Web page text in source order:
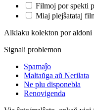
Filmoj por spekti
Miaj plejŝatataj
Alklaku kolekton por
Signali problemon
Spamaĵo
Maltaŭga aŭ Nerilata
Ne plu disponebla
Renovigenda